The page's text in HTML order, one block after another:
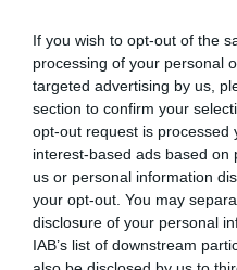
If you wish to opt-out of the
processing of your personal
targeted advertising by us,
section to confirm your
opt-out request is processed
interest-based ads based on
us or personal information
your opt-out. You may
disclosure of your personal
IAB’s list of downstream
Siófok: Siófoki nagystrand
utána 2800 forint
Fonyód: Panoráma strand –
Keszthely: Városi strand –